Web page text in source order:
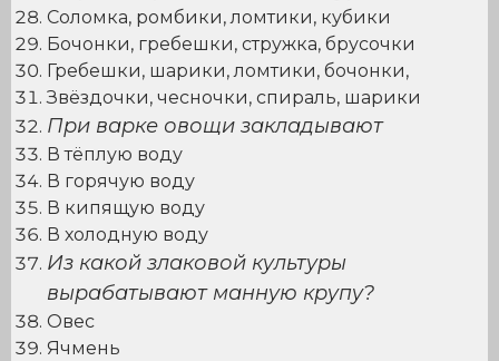
Соломка, ромбики, ломтики, кубики
Бочонки, гребешки, стружка, брусочки
Гребешки, шарики, ломтики, бочонки,
Звёздочки, чесночки, спираль, шарики
При варке овощи закладывают
В тёплую воду
В горячую воду
В кипящую воду
В холодную воду
Из какой злаковой культуры
вырабатывают манную крупу?
Овес
Ячмень